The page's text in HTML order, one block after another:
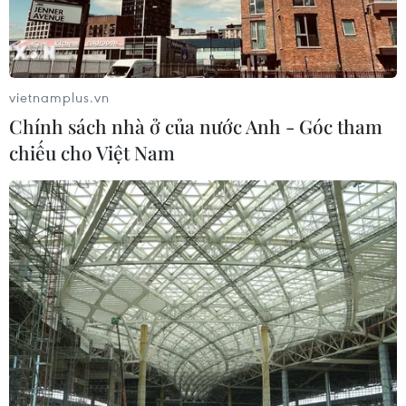
Canh tác biển - động lực mới cho
kinh tế biển Việt Nam
07/08/2026 08:14
Giá vàng hướng tới tuần tăng mạnh
nhất kể từ tháng 1/2026
07/08/2026 08:14
Hạn hán nghiêm trọng đe dọa "huyết
mạch" kinh tế châu Âu
07/08/2026 07:58
Để trái sầu riêng đáp ứng yêu cầu
vietnamplus.vn
Chính sách nhà ở của nước Anh - Góc tham
chiếu cho Việt Nam